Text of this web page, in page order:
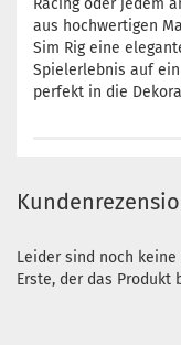
Racing oder jedem
aus hochwertigen
Sim Rig eine
Spielerlebnis auf
perfekt in die
Leider sind noch
Erste, der das Produkt